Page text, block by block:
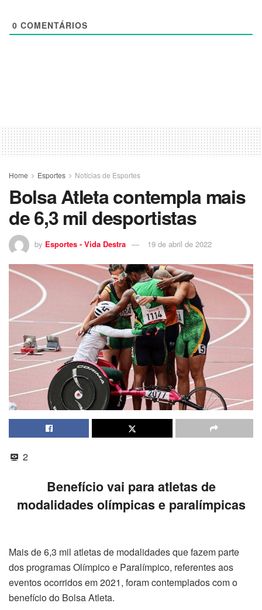
0 COMENTÁRIOS
Home Esportes Notícias de Esportes
Bolsa Atleta contempla mais
de 6,3 mil desportistas
by Esportes - Vida Destra 19 de abril de 2022
2
Benefício vai para atletas de
modalidades olímpicas e paralímpicas
Mais de 6,3 mil atletas de modalidades que fazem parte
dos programas Olímpico e Paralímpico, referentes aos
eventos ocorridos em 2021, foram contemplados com o
benefício do Bolsa Atleta.